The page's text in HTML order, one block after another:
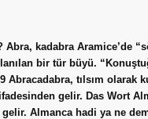
kadabra Aramice’de
bir tür büyü.
Abracadabra, tılsım
gelir. Das Wort
Almanca hadi ya ne